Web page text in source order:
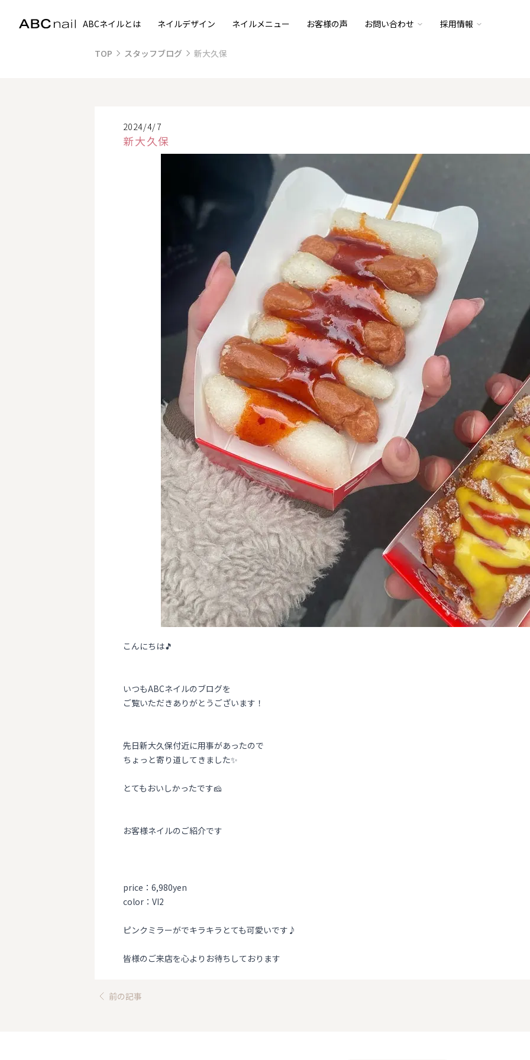
ABCネイルとは ネイルデザイン ネイルメニュー お客様の声 お問い合わせ 採用情報
TOP スタッフブログ 新大久保
2024/4/7
新大久保
こんにちは🎵
いつもABCネイルのブログを
ご覧いただきありがとうございます！
先日新大久保付近に用事があったので
ちょっと寄り道してきました✨
とてもおいしかったです🧀
お客様ネイルのご紹介です
price：6,980yen
color：VI2
ピンクミラーがでキラキラとても可愛いです♪
皆様のご来店を心よりお待ちしております
前の記事